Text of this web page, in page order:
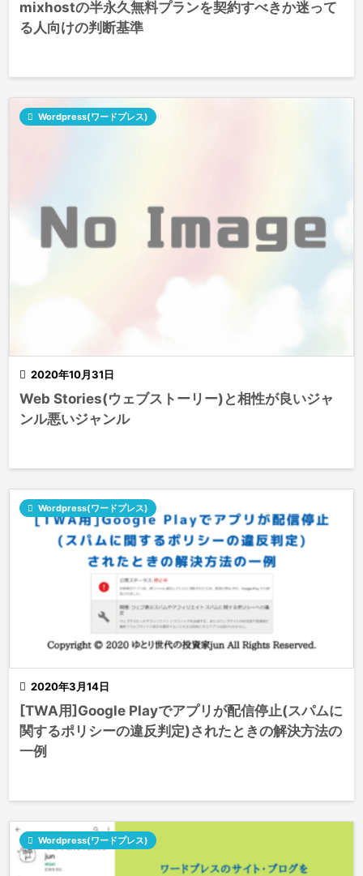
mixhostの半永久無料プランを契約すべきか迷って
る人向けの判断基準
 2020年10月31日
 Wordpress(ワードプレス)
Web Stories(ウェブストーリー)と相性が良いジャ
ンル悪いジャンル
 2020年3月14日
 Wordpress(ワードプレス)
[TWA用]Google Playでアプリが配信停止(スパムに
関するポリシーの違反判定)されたときの解決方法の
一例
 Wordpress(ワードプレス)